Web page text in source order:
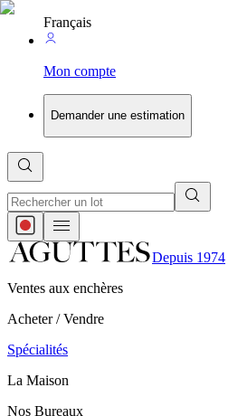
Français
Mon compte
Demander une estimation
Depuis 1974
Ventes aux enchères
Acheter / Vendre
Spécialités
La Maison
Nos Bureaux